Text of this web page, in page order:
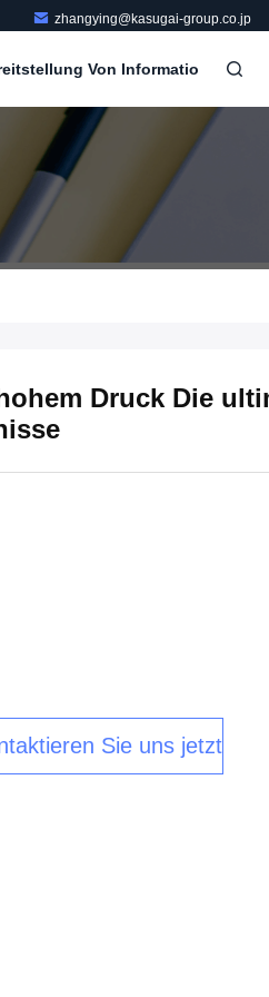
zhangying@kasugai-group.co.jp
Von Informatio
Druck Die
Sie uns jetzt